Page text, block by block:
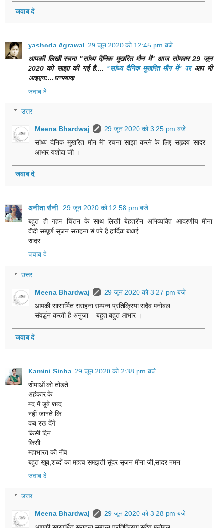
जवाब दें
yashoda Agrawal 29 जून 2020 को 12:45 pm बजे
आपकी लिखी रचना "सांध्य दैनिक मुखरित मौन में" आज सोमवार 29 जून
2020 को साझा की गई है.... "सांध्य दैनिक मुखरित मौन में" पर आप भी
आइएगा....धन्यवाद!
जवाब दें
उत्तर
Meena Bhardwaj
29 जून 2020 को 3:25 pm बजे
सांध्य दैनिक मुखरित मौन में" रचना साझा करने के लिए सहृदय सादर
आभार यशोदा जी ।
जवाब दें
अनीता सैनी
29 जून 2020 को 12:58 pm बजे
बहुत ही गहन चिंतन के साथ लिखी बेहतरीन अभिव्यक्ति आदरणीय मीना
दीदी.सम्पूर्ण सृजन सराहना से परे है.हार्दिक बधाई .
सादर
जवाब दें
उत्तर
Meena Bhardwaj
29 जून 2020 को 3:27 pm बजे
आपकी सारगर्भित सराहना सम्पन्न प्रतिक्रिया सदैव मनोबल
संवर्द्धन करती है अनुजा । बहुत बहुत आभार ।
जवाब दें
Kamini Sinha 29 जून 2020 को 2:38 pm बजे
सीमाओं को तोड़ते
अहंकार के
मद में डूबे शब्द
नहीं जानते कि
कब रख देंगे
किसी दिन
किसी…
महाभारत की नींव
बहुत खूब,शब्दों का महत्व समझती सुंदर सृजन मीना जी,सादर नमन
जवाब दें
उत्तर
Meena Bhardwaj
29 जून 2020 को 3:28 pm बजे